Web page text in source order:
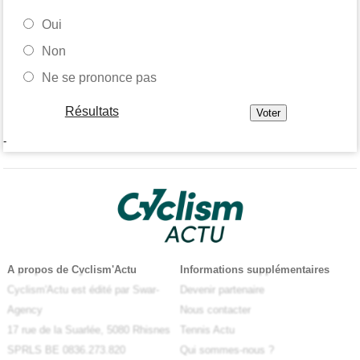
Oui
Non
Ne se prononce pas
Résultats
-
A propos de Cyclism'Actu
Cyclism'Actu est édité par Swar-
Agency
17 rue de la Suarlée, 5080 Rhisnes
SPRLS BE 0836.273.820
Informations supplémentaires
Devenir partenaire
Nous contacter
Tennis Actu
Qui sommes-nous ?